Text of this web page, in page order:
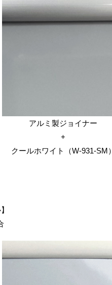
アルミ製ジョイナー
+
クールホワイト（W-931-SM）